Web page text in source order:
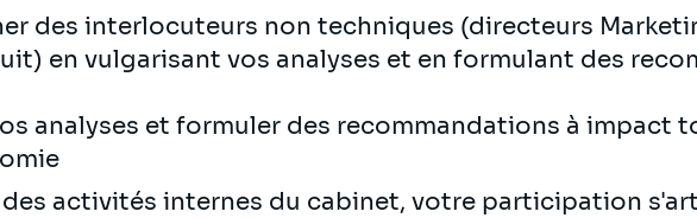
des interlocuteurs non techniques (directeurs
en vulgarisant vos analyses et en formulant des
analyses et formuler des recommandations à impact
des activités internes du cabinet, votre participation